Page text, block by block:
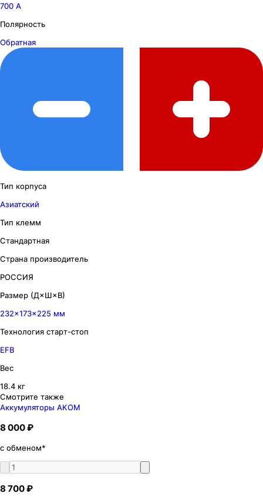
700 А
Полярность
Обратная
Тип корпуса
Азиатский
Тип клемм
Стандартная
Страна производитель
РОССИЯ
Размер (Д×Ш×В)
232×173×225 мм
Технология старт-стоп
EFB
Вес
18.4 кг
Смотрите также
Аккумуляторы AKOM
8 000 ₽
с обменом*
8 700 ₽